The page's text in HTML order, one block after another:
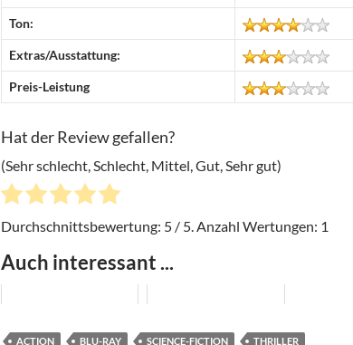
Ton:
Extras/Ausstattung:
Preis-Leistung
Hat der Review gefallen?
(Sehr schlecht, Schlecht, Mittel, Gut, Sehr gut)
Durchschnittsbewertung: 5 / 5. Anzahl Wertungen: 1
Auch interessant ...
ACTION BLU-RAY SCIENCE-FICTION THRILLER